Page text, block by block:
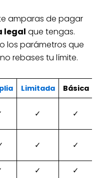
amparas de pagar
legal que tengas.
los parámetros que
rebases tu límite.
Limitada
Básica
✓ ✓
✓ ✓
✓ ✓